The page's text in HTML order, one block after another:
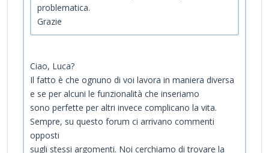
problematica.
Grazie
Ciao, Luca?
Il fatto è che ognuno di voi lavora in maniera diversa
e se per alcuni le funzionalità che inseriamo
sono perfette per altri invece complicano la vita.
Sempre, su questo forum ci arrivano commenti
opposti
sugli stessi argomenti. Noi cerchiamo di trovare la